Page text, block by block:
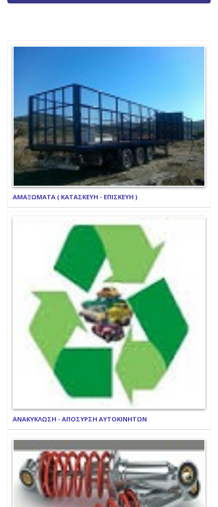
ΑΜΑΞΩΜΑΤΑ ( ΚΑΤΑΣΚΕΥΗ - ΕΠΙΣΚΕΥΗ )
ΑΝΑΚΥΚΛΩΣΗ - ΑΠΟΣΥΡΣΗ ΑΥΤΟΚΙΝΗΤΩΝ